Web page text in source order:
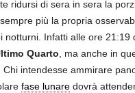
ridursi di sera in sera la
più la propria
notturni. Infatti alle ore 21:19
Quarto, ma anche in
Chi intendesse ammirare
fase lunare dovrà